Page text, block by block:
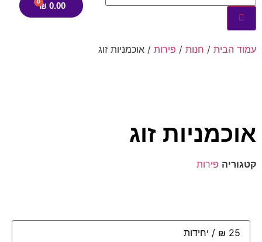
0.00
₪
עמוד הבית / חנות / פירות / אוכמניות זוג
אוכמניות זוג
קטגוריה פירות